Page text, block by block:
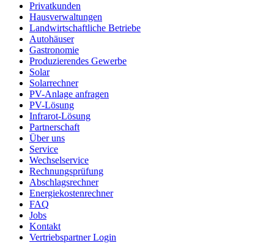
Privatkunden
Hausverwaltungen
Landwirtschaftliche Betriebe
Autohäuser
Gastronomie
Produzierendes Gewerbe
Solar
Solarrechner
PV-Anlage anfragen
PV-Lösung
Infrarot-Lösung
Partnerschaft
Über uns
Service
Wechselservice
Rechnungsprüfung
Abschlagsrechner
Energiekostenrechner
FAQ
Jobs
Kontakt
Vertriebspartner Login